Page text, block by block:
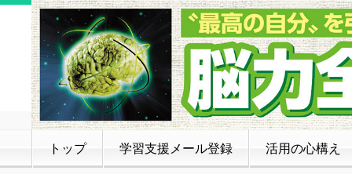
トップ 学習支援メール登録 活用の心構え